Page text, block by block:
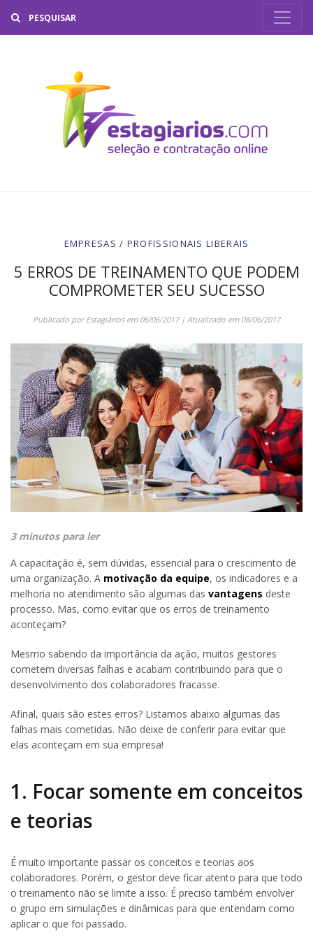
EMPRESAS / PROFISSIONAIS LIBERAIS
5 ERROS DE TREINAMENTO QUE PODEM
COMPROMETER SEU SUCESSO
Publicado porEstagiáriosem 06/06/2017| Atualizado em 08/06/2017
3 minutos para ler
A capacitação é, sem dúvidas, essencial para o crescimento de
uma organização. A motivação da equipe, os indicadores e a
melhoria no atendimento são algumas das vantagens deste
processo. Mas, como evitar que os erros de treinamento
aconteçam?
Mesmo sabendo da importância da ação, muitos gestores
cometem diversas falhas e acabam contribuindo para que o
desenvolvimento dos colaboradores fracasse.
Afinal, quais são estes erros? Listamos abaixo algumas das
falhas mais cometidas. Não deixe de conferir para evitar que
elas aconteçam em sua empresa!
1. Focar somente em conceitos
e teorias
É muito importante passar os conceitos e teorias aos
colaboradores. Porém, o gestor deve ficar atento para que todo
o treinamento não se limite a isso. É preciso também envolver
o grupo em simulações e dinâmicas para que entendam como
aplicar o que foi passado.